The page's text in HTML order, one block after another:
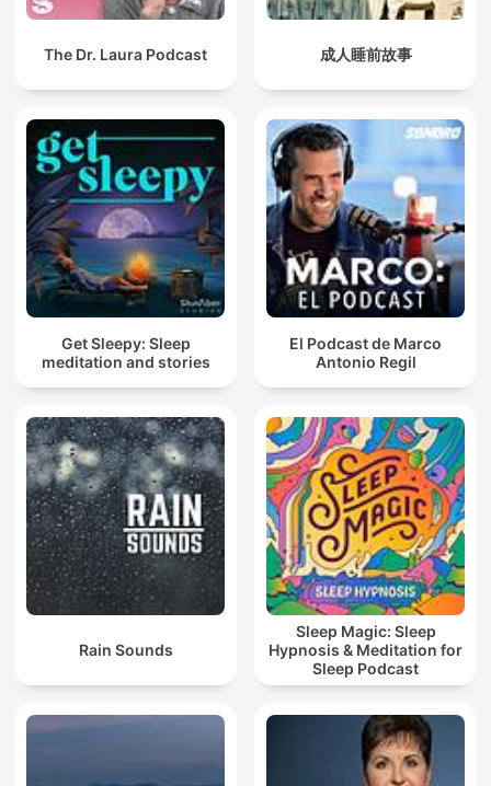
The Dr. Laura Podcast 成人睡前故事
Get Sleepy: Sleep
meditation and stories
El Podcast de Marco
Antonio Regil
Rain Sounds
Sleep Magic: Sleep
Hypnosis & Meditation for
Sleep Podcast